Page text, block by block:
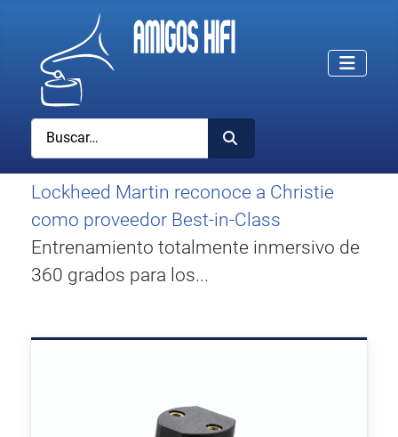
Buscar
Lockheed Martin reconoce a Christie
como proveedor Best-in-Class
Entrenamiento totalmente inmersivo de
360 grados para los...